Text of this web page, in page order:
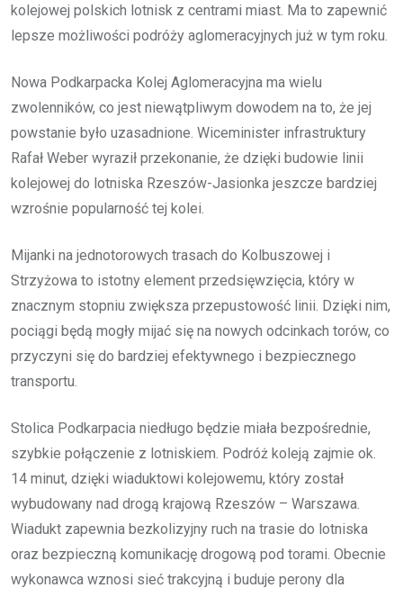
kolejowej polskich lotnisk z centrami miast. Ma to zapewnić
lepsze możliwości podróży aglomeracyjnych już w tym roku.
Nowa Podkarpacka Kolej Aglomeracyjna ma wielu
zwolenników, co jest niewątpliwym dowodem na to, że jej
powstanie było uzasadnione. Wiceminister infrastruktury
Rafał Weber wyraził przekonanie, że dzięki budowie linii
kolejowej do lotniska Rzeszów-Jasionka jeszcze bardziej
wzrośnie popularność tej kolei.
Mijanki na jednotorowych trasach do Kolbuszowej i
Strzyżowa to istotny element przedsięwzięcia, który w
znacznym stopniu zwiększa przepustowość linii. Dzięki nim,
pociągi będą mogły mijać się na nowych odcinkach torów, co
przyczyni się do bardziej efektywnego i bezpiecznego
transportu.
Stolica Podkarpacia niedługo będzie miała bezpośrednie,
szybkie połączenie z lotniskiem. Podróż koleją zajmie ok.
14 minut, dzięki wiaduktowi kolejowemu, który został
wybudowany nad drogą krajową Rzeszów – Warszawa.
Wiadukt zapewnia bezkolizyjny ruch na trasie do lotniska
oraz bezpieczną komunikację drogową pod torami. Obecnie
wykonawca wznosi sieć trakcyjną i buduje perony dla